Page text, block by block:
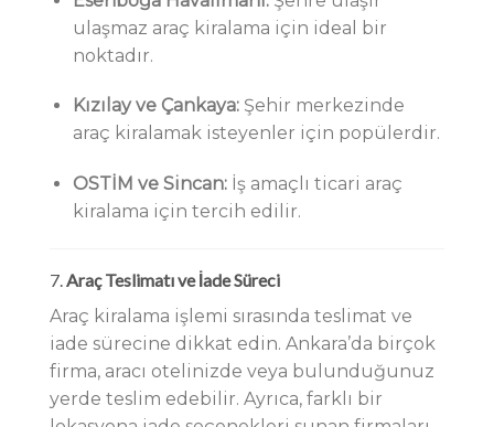
ulaşmaz araç kiralama için ideal bir
noktadır.
Kızılay ve Çankaya:Şehir merkezinde
araç kiralamak isteyenler için popülerdir.
OSTİM ve Sincan:İş amaçlı ticari araç
kiralama için tercih edilir.
7.Araç Teslimatı ve İade Süreci
Araç kiralama işlemi sırasında teslimat ve
iade sürecine dikkat edin. Ankara’da birçok
firma, aracı otelinizde veya bulunduğunuz
yerde teslim edebilir. Ayrıca, farklı bir